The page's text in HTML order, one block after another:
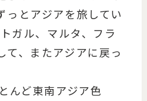
っとアジアを旅してい
ガル、マルタ、フラ
て、またアジアに戻っ
んど東南アジア色